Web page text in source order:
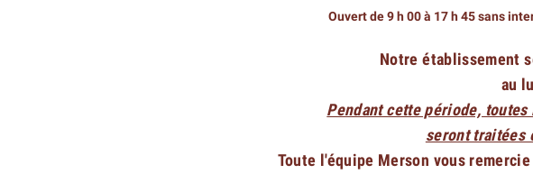
Ouvert de 9 h 00 à 17 h 45 sans
Notre établissement
au
Pendant cette période,
seront traitées
Toute l'équipe Merson vous